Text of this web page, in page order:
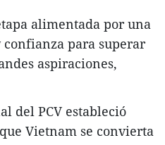
alimentada por una
para superar
aspiraciones,
del PCV estableció
Vietnam se convierta